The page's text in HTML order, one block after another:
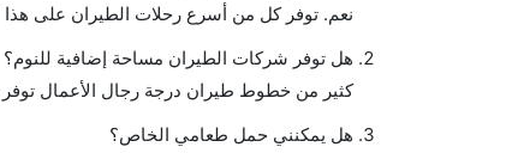
نعم. توفر كل من أسرع رحلات الطيران على هذا
هل توفر شركات الطيران مساحة إضافية للنوم؟
كثير من خطوط طيران درجة رجال الأعمال توفر
هل يمكنني حمل طعامي الخاص؟